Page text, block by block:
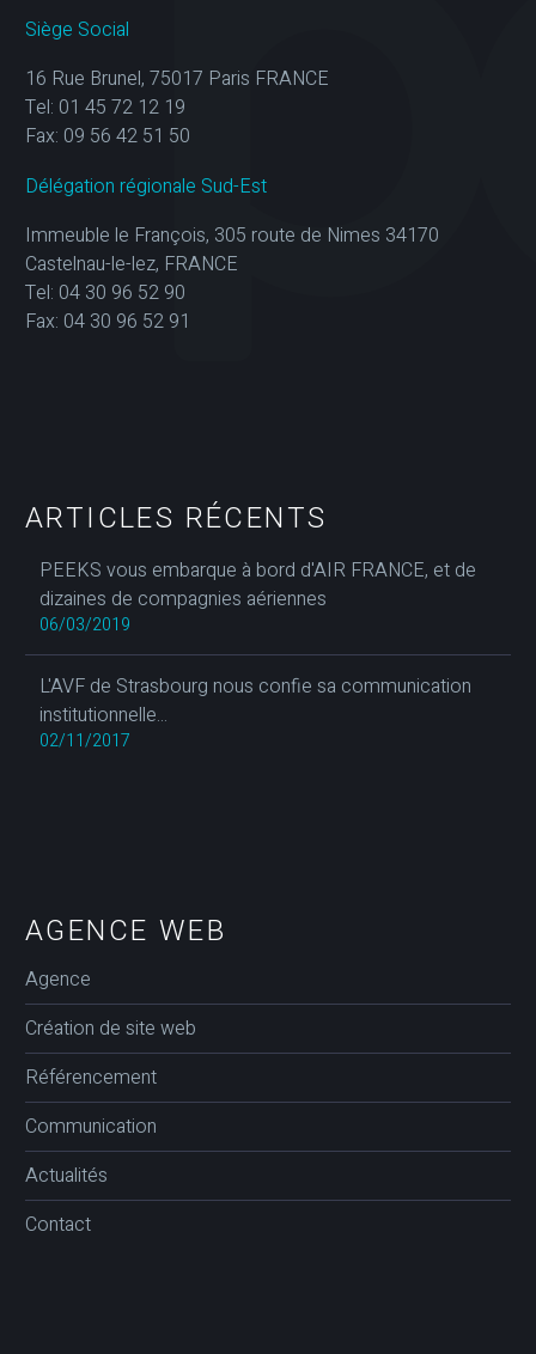
Siège Social
16 Rue Brunel, 75017 Paris FRANCE
Tel: 01 45 72 12 19
Fax: 09 56 42 51 50
Délégation régionale Sud-Est
Immeuble le François, 305 route de Nimes 34170
Castelnau-le-lez, FRANCE
Tel: 04 30 96 52 90
Fax: 04 30 96 52 91
ARTICLES RÉCENTS
PEEKS vous embarque à bord d'AIR FRANCE, et de
dizaines de compagnies aériennes
06/03/2019
L'AVF de Strasbourg nous confie sa communication
institutionnelle...
02/11/2017
AGENCE WEB
Agence
Création de site web
Référencement
Communication
Actualités
Contact